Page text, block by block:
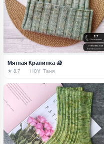
Мятная Крапинка 🧊
★ 8.7 110🏅 Таня